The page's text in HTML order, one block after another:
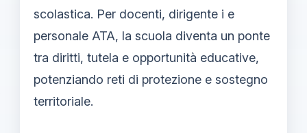
scolastica. Per docenti, dirigente i e
personale ATA, la scuola diventa un ponte
tra diritti, tutela e opportunità educative,
potenziando reti di protezione e sostegno
territoriale.